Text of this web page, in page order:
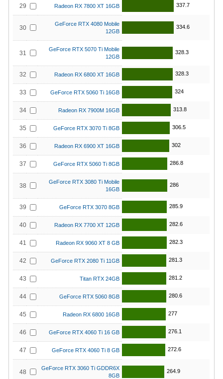
29 Radeon RX 7800 XT 16GB 337.7
30
GeForce RTX 4080 Mobile
12GB
334.6
31
GeForce RTX 5070 Ti Mobile
12GB
328.3
32 Radeon RX 6800 XT 16GB 328.3
33 GeForce RTX 5060 Ti 16GB 324
34 Radeon RX 7900M 16GB 313.8
35 GeForce RTX 3070 Ti 8GB 306.5
36 Radeon RX 6900 XT 16GB 302
37 GeForce RTX 5060 Ti 8GB 286.8
38
GeForce RTX 3080 Ti Mobile
16GB
286
39 GeForce RTX 3070 8GB 285.9
40 Radeon RX 7700 XT 12GB 282.6
41 Radeon RX 9060 XT 8 GB 282.3
42 GeForce RTX 2080 Ti 11GB 281.3
43 Titan RTX 24GB 281.2
44 GeForce RTX 5060 8GB 280.6
45 Radeon RX 6800 16GB 277
46 GeForce RTX 4060 Ti 16 GB 276.1
47 GeForce RTX 4060 Ti 8 GB 272.6
48
GeForce RTX 3060 Ti GDDR6X
8GB
264.9